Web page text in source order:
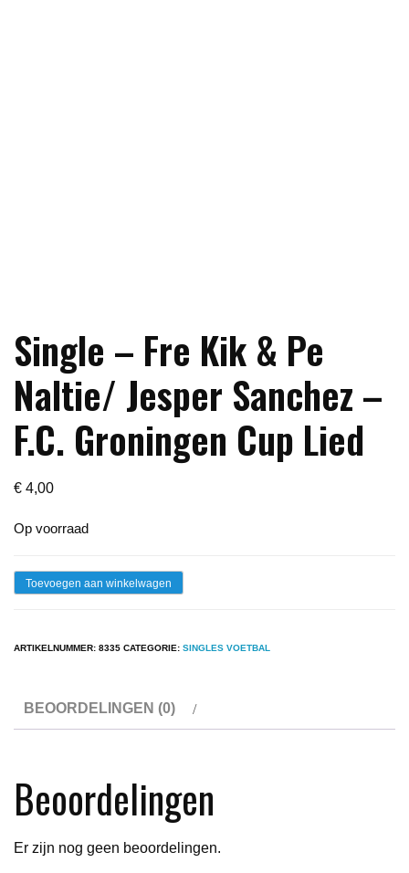
Single – Fre Kik & Pe
Naltie/ Jesper Sanchez –
F.C. Groningen Cup Lied
€ 4,00
Op voorraad
Single
Pe
Sanchez
-
Toevoegen aan winkelwagen
ARTIKELNUMMER: 8335 CATEGORIE: SINGLES VOETBAL
BEOORDELINGEN (0)
Beoordelingen
Er zijn nog geen beoordelingen.